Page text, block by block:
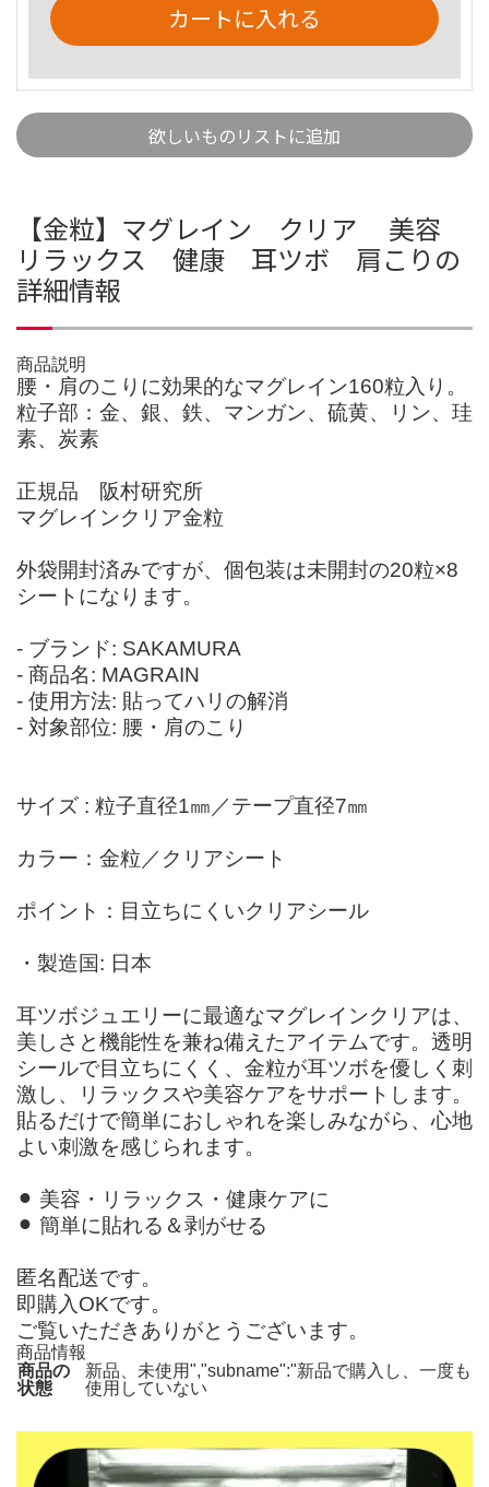
カートに入れる
欲しいものリストに追加
【金粒】マグレイン クリア 美容
リラックス 健康 耳ツボ 肩こりの
詳細情報
商品説明
腰・肩のこりに効果的なマグレイン160粒入り。
粒子部：金、銀、鉄、マンガン、硫黄、リン、珪
素、炭素
正規品 阪村研究所
マグレインクリア金粒
外袋開封済みですが、個包装は未開封の20粒×8
シートになります。
- ブランド: SAKAMURA
- 商品名: MAGRAIN
- 使用方法: 貼ってハリの解消
- 対象部位: 腰・肩のこり
サイズ : 粒子直径1㎜／テープ直径7㎜
カラー：金粒／クリアシート
ポイント：目立ちにくいクリアシール
・製造国: 日本
耳ツボジュエリーに最適なマグレインクリアは、
美しさと機能性を兼ね備えたアイテムです。透明
シールで目立ちにくく、金粒が耳ツボを優しく刺
激し、リラックスや美容ケアをサポートします。
貼るだけで簡単におしゃれを楽しみながら、心地
よい刺激を感じられます。
⚫︎ 美容・リラックス・健康ケアに
⚫︎ 簡単に貼れる＆剥がせる
匿名配送です。
即購入OKです。
ご覧いただきありがとうございます。
商品情報
商品の
状態
新品、未使用","subname":"新品で購入し、一度も
使用していない